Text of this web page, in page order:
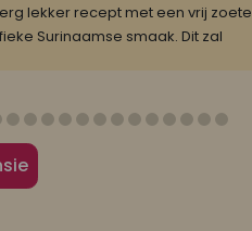
lekker recept met een vrij zoete
Surinaamse smaak. Dit zal